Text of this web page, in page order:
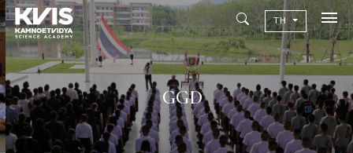
TH
เกี่ยวกับเรา
Academic
วิจัยผลสัมฤทธิ์ทางการเรียน
ข่าวสาร
GGD